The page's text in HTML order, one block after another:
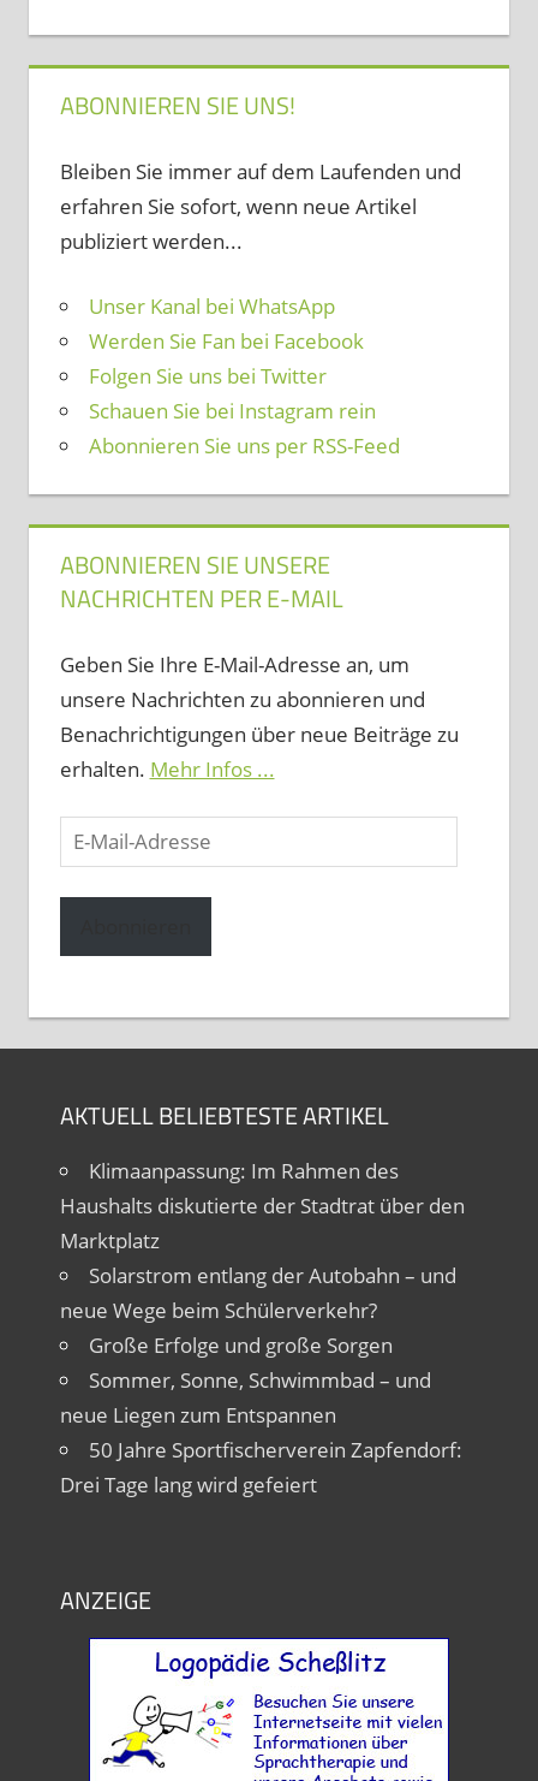
ABONNIEREN SIE UNS!
Bleiben Sie immer auf dem Laufenden und
erfahren Sie sofort, wenn neue Artikel
publiziert werden...
Unser Kanal bei WhatsApp
Werden Sie Fan bei Facebook
Folgen Sie uns bei Twitter
Schauen Sie bei Instagram rein
Abonnieren Sie uns per RSS-Feed
ABONNIEREN SIE UNSERE
NACHRICHTEN PER E-MAIL
Geben Sie Ihre E-Mail-Adresse an, um
unsere Nachrichten zu abonnieren und
Benachrichtigungen über neue Beiträge zu
erhalten. Mehr Infos ...
E-
Mail-
Adresse
AKTUELL BELIEBTESTE ARTIKEL
Klimaanpassung: Im Rahmen des
Haushalts diskutierte der Stadtrat über den
Marktplatz
Solarstrom entlang der Autobahn – und
neue Wege beim Schülerverkehr?
Große Erfolge und große Sorgen
Sommer, Sonne, Schwimmbad – und
neue Liegen zum Entspannen
50 Jahre Sportfischerverein Zapfendorf:
Drei Tage lang wird gefeiert
ANZEIGE